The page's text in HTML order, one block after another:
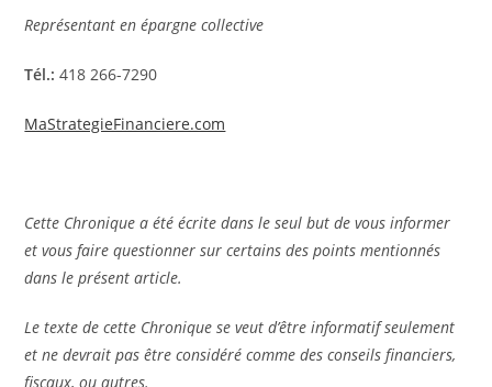
Représentant en épargne collective
Tél.: 418 266-7290
MaStrategieFinanciere.com
Cette Chronique a été écrite dans le seul but de vous informer
et vous faire questionner sur certains des points mentionnés
dans le présent article.
Le texte de cette Chronique se veut d’être informatif seulement
et ne devrait pas être considéré comme des conseils financiers,
fiscaux, ou autres.